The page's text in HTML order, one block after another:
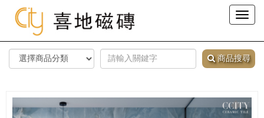
Toggle
商品搜尋